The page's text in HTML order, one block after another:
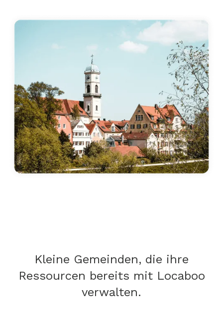
Kleine Gemeinden, die ihre
Ressourcen bereits mit Locaboo
verwalten.